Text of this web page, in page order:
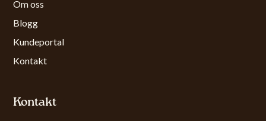
Om oss
Blogg
Kundeportal
Kontakt
Kontakt